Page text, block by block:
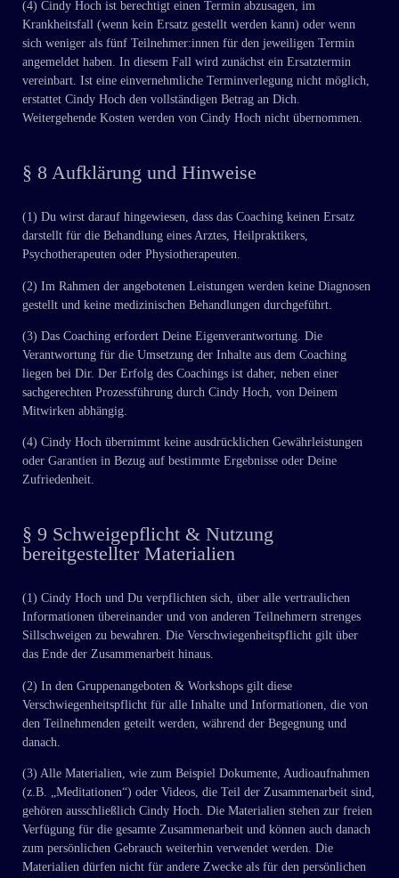
(4) Cindy Hoch ist berechtigt einen Termin abzusagen, im
Krankheitsfall (wenn kein Ersatz gestellt werden kann) oder wenn
sich weniger als fünf Teilnehmer:innen für den jeweiligen Termin
angemeldet haben. In diesem Fall wird zunächst ein Ersatztermin
vereinbart. Ist eine einvernehmliche Terminverlegung nicht möglich,
erstattet Cindy Hoch den vollständigen Betrag an Dich.
Weitergehende Kosten werden von Cindy Hoch nicht übernommen.
§ 8 Aufklärung und Hinweise
(1) Du wirst darauf hingewiesen, dass das Coaching keinen Ersatz
darstellt für die Behandlung eines Arztes, Heilpraktikers,
Psychotherapeuten oder Physiotherapeuten.
(2) Im Rahmen der angebotenen Leistungen werden keine Diagnosen
gestellt und keine medizinischen Behandlungen durchgeführt.
(3) Das Coaching erfordert Deine Eigenverantwortung. Die
Verantwortung für die Umsetzung der Inhalte aus dem Coaching
liegen bei Dir. Der Erfolg des Coachings ist daher, neben einer
sachgerechten Prozessführung durch Cindy Hoch, von Deinem
Mitwirken abhängig.
(4) Cindy Hoch übernimmt keine ausdrücklichen Gewährleistungen
oder Garantien in Bezug auf bestimmte Ergebnisse oder Deine
Zufriedenheit.
§ 9 Schweigepflicht & Nutzung
bereitgestellter Materialien
(1) Cindy Hoch und Du verpflichten sich, über alle vertraulichen
Informationen übereinander und von anderen Teilnehmern strenges
Sillschweigen zu bewahren. Die Verschwiegenheitspflicht gilt über
das Ende der Zusammenarbeit hinaus.
(2) In den Gruppenangeboten & Workshops gilt diese
Verschwiegenheitspflicht für alle Inhalte und Informationen, die von
den Teilnehmenden geteilt werden, während der Begegnung und
danach.
(3) Alle Materialien, wie zum Beispiel Dokumente, Audioaufnahmen
(z.B. „Meditationen“) oder Videos, die Teil der Zusammenarbeit sind,
gehören ausschließlich Cindy Hoch. Die Materialien stehen zur freien
Verfügung für die gesamte Zusammenarbeit und können auch danach
zum persönlichen Gebrauch weiterhin verwendet werden. Die
Materialien dürfen nicht für andere Zwecke als für den persönlichen